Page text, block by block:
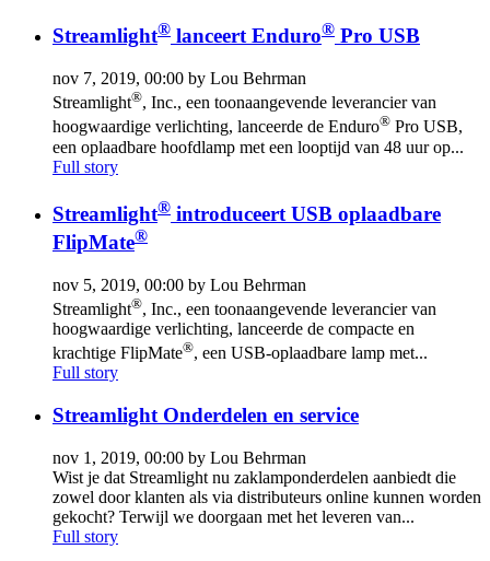
Streamlight® lanceert Enduro® Pro USB
nov 7, 2019, 00:00 by Lou Behrman
Streamlight®, Inc., een toonaangevende leverancier van
hoogwaardige verlichting, lanceerde de Enduro® Pro USB,
een oplaadbare hoofdlamp met een looptijd van 48 uur op...
Full story
Streamlight® introduceert USB oplaadbare
FlipMate®
nov 5, 2019, 00:00 by Lou Behrman
Streamlight®, Inc., een toonaangevende leverancier van
hoogwaardige verlichting, lanceerde de compacte en
krachtige FlipMate®, een USB-oplaadbare lamp met...
Full story
Streamlight Onderdelen en service
nov 1, 2019, 00:00 by Lou Behrman
Wist je dat Streamlight nu zaklamponderdelen aanbiedt die
zowel door klanten als via distributeurs online kunnen worden
gekocht? Terwijl we doorgaan met het leveren van...
Full story